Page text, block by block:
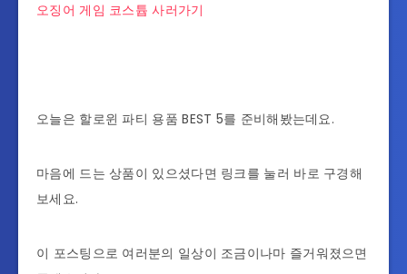
오징어 게임 코스튭 사러가기
오늘은 할로윈 파티 용품 BEST 5를 준비해봤는데요.
마음에 드는 상품이 있으셨다면 링크를 눌러 바로 구경해
보세요.
이 포스팅으로 여러분의 일상이 조금이나마 즐거워졌으면